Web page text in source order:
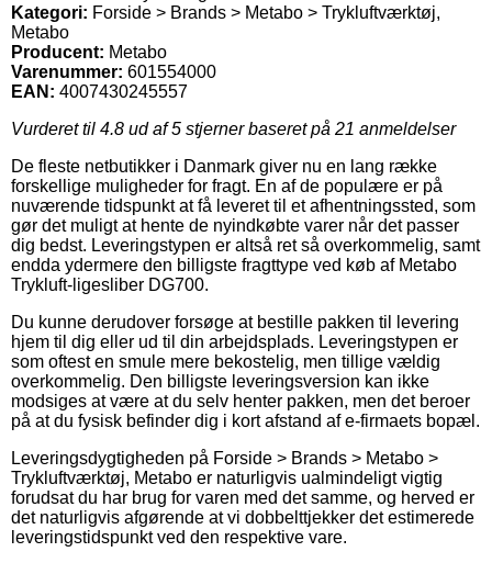
Kategori: Forside > Brands > Metabo > Trykluftværktøj,
Metabo
Producent: Metabo
Varenummer: 601554000
EAN: 4007430245557
Vurderet til 4.8 ud af 5 stjerner baseret på 21 anmeldelser
De fleste netbutikker i Danmark giver nu en lang række
forskellige muligheder for fragt. En af de populære er på
nuværende tidspunkt at få leveret til et afhentningssted, som
gør det muligt at hente de nyindkøbte varer når det passer
dig bedst. Leveringstypen er altså ret så overkommelig, samt
endda ydermere den billigste fragttype ved køb af Metabo
Trykluft-ligesliber DG700.
Du kunne derudover forsøge at bestille pakken til levering
hjem til dig eller ud til din arbejdsplads. Leveringstypen er
som oftest en smule mere bekostelig, men tillige vældig
overkommelig. Den billigste leveringsversion kan ikke
modsiges at være at du selv henter pakken, men det beroer
på at du fysisk befinder dig i kort afstand af e-firmaets bopæl.
Leveringsdygtigheden på Forside > Brands > Metabo >
Trykluftværktøj, Metabo er naturligvis ualmindeligt vigtig
forudsat du har brug for varen med det samme, og herved er
det naturligvis afgørende at vi dobbelttjekker det estimerede
leveringstidspunkt ved den respektive vare.